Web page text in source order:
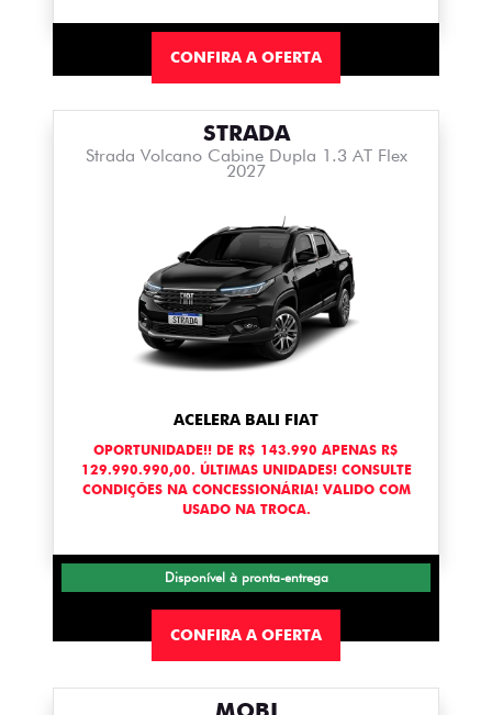
CONFIRA A OFERTA
STRADA
Strada Volcano Cabine Dupla 1.3 AT Flex
2027
ACELERA BALI FIAT
OPORTUNIDADE!! DE R$ 143.990 APENAS R$
129.990.990,00. ÚLTIMAS UNIDADES! CONSULTE
CONDIÇÕES NA CONCESSIONÁRIA! VALIDO COM
USADO NA TROCA.
Disponível à pronta-entrega
CONFIRA A OFERTA